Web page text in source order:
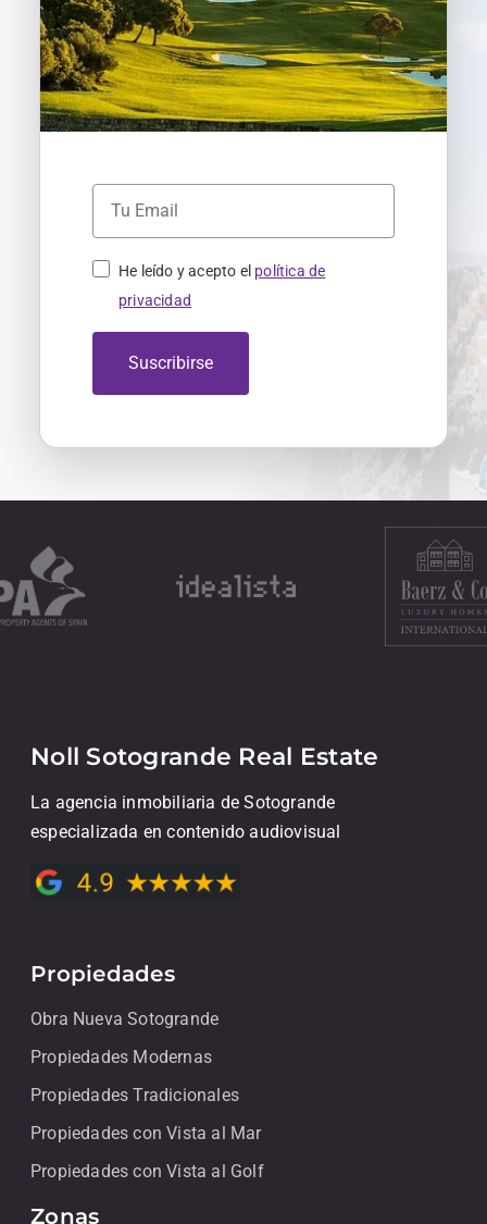
He leído y acepto el política de
privacidad
Suscribirse
Noll Sotogrande Real Estate
La agencia inmobiliaria de Sotogrande
especializada en contenido audiovisual
Propiedades
Obra Nueva Sotogrande
Propiedades Modernas
Propiedades Tradicionales
Propiedades con Vista al Mar
Propiedades con Vista al Golf
Zonas